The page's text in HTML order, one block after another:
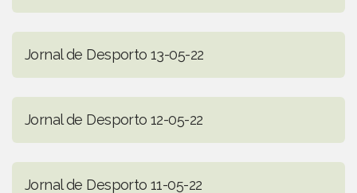
Jornal de Desporto 13-05-22
Jornal de Desporto 12-05-22
Jornal de Desporto 11-05-22